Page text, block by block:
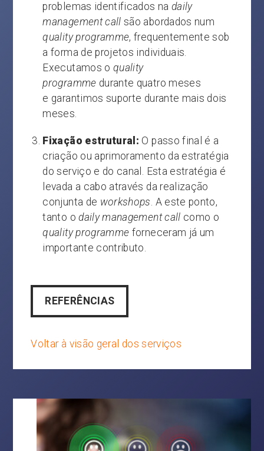
problemas identificados na daily
management call são abordados num
quality programme, frequentemente sob
a forma de projetos individuais.
Executamos o quality
programme durante quatro meses
e garantimos suporte durante mais dois
meses.
Fixação estrutural: O passo final é a
criação ou aprimoramento da estratégia
do serviço e do canal. Esta estratégia é
levada a cabo através da realização
conjunta de workshops. A este ponto,
tanto odaily management call como o
quality programme forneceram já um
importante contributo.
REFERÊNCIAS
Voltar à visão geral dos serviços